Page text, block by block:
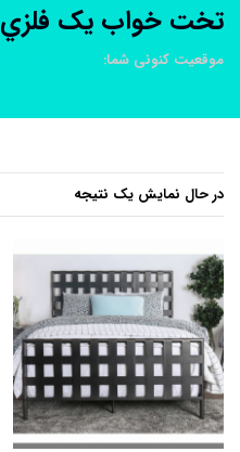
تخت خواب يک فلزي
موقعیت کنونی شما:
در حال نمایش یک نتیجه